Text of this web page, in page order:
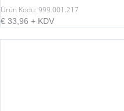
Ürün Kodu: 999.001.217
€ 33,96 + KDV